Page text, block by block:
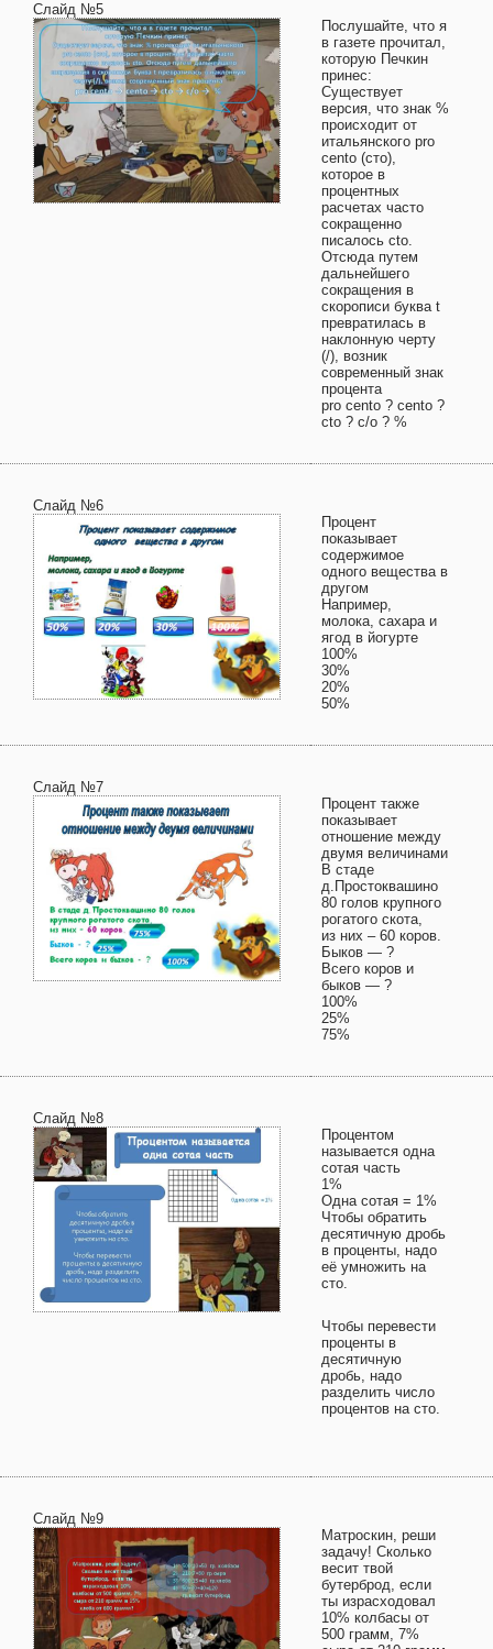
Слайд №5
Послушайте, что я
в газете прочитал,
которую Печкин
принес:
Существует
версия, что знак %
происходит от
итальянского pro
cento (сто),
которое в
процентных
расчетах часто
сокращенно
писалось cto.
Отсюда путем
дальнейшего
сокращения в
скорописи буква t
превратилась в
наклонную черту
(/), возник
современный знак
процента
pro cento ? cento ?
cto ? c/o ? %
Слайд №6
Процент
показывает
содержимое
одного вещества в
другом
Например,
молока, сахара и
ягод в йогурте
100%
30%
20%
50%
Слайд №7
Процент также
показывает
отношение между
двумя величинами
В стаде
д.Простоквашино
80 голов крупного
рогатого скота,
из них – 60 коров.
Быков — ?
Всего коров и
быков — ?
100%
25%
75%
Слайд №8
Процентом
называется одна
сотая часть
1%
Одна сотая = 1%
Чтобы обратить
десятичную дробь
в проценты, надо
её умножить на
сто.
Чтобы перевести
проценты в
десятичную
дробь, надо
разделить число
процентов на сто.
Слайд №9
Матроскин, реши
задачу! Сколько
весит твой
бутерброд, если
ты израсходовал
10% колбасы от
500 грамм, 7%